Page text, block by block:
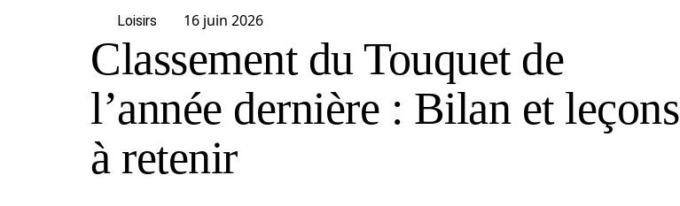
Loisirs 16 juin 2026
Classement du Touquet de
l’année dernière : Bilan et leçons
à retenir